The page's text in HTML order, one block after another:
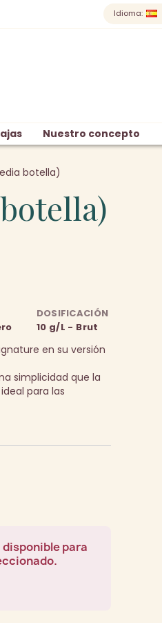
Idioma:
Nuestro concepto
botella)
DOSIFICACIÓN
10 g/L - Brut
en su versión
simplicidad que la
para las
para